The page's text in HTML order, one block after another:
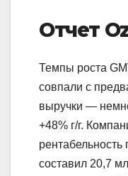
Отчет
Темпы роста
совпали с
выручки —
+48% г/г.
составил 20,7